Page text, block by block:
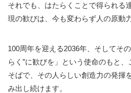
それでも、はたらくことで得られる
現の歓びは、今も変わらず人の原動
100周年を迎える2036年、そしてそ
らく”に歓びを」という使命のもと、
そばで、その人らしい創造力の発揮
み出し続けます。